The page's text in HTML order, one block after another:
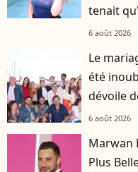
tenait
6 août 2026
Le
été
dévoile
6 août 2026
Marwan
Plus